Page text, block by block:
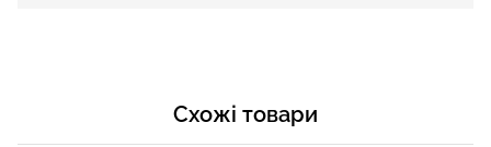
Схожі товари